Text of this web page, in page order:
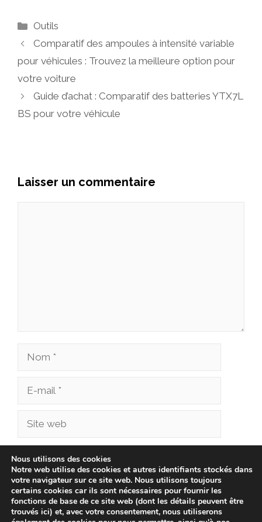
Catégories
Outils
Comparatif des ampoules à intensité variable
pour véhicules : Trouvez la meilleure option pour
votre voiture
Guide d’achat : Comparatif des batteries YTX7L
BS pour votre véhicule
Laisser un commentaire
Nom
Site
Enregistrer mon nom, mon e-mail et mon site
dans le navigateur pour mon prochain
commentaire.
Nous utilisons des cookies
Notre web utilise des cookies et autres identifiants stockés dans
votre navigateur sur ce site web. Nous utilisons toujours
certains cookies car ils sont nécessaires pour fournir les
fonctions de base de ce site web (dont les détails peuvent être
trouvés ici) et, avec votre consentement, nous utiliserons